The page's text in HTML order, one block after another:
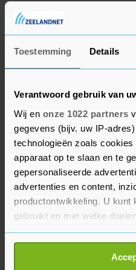
Toestemming Details
Verantwoord gebruik van
Wij en onze 1022 partners
gegevens (bijv. uw IP-
technologieën zoals
apparaat op te slaan en te
gepersonaliseerde
advertenties en content,
productontwikkeling. U kunt
gebruikt en met welke
Als u het toestaat, willen we
Informatie
Het is niet duidelijk of
puin liggen.